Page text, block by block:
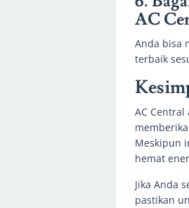
AC
Anda bisa
terbaik
AC
Meskipun
hemat
Jika Anda
pastikan